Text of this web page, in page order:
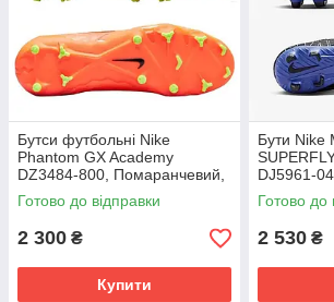
Бутси футбольні Nike
Phantom GX Academy
DZ3484-800, Помаранчевий,
Розмір (EU) - 39
Готово до відправки
2 300 ₴
Купити
Бути Nike
DJ5961-
(EU) - 42
Готово до
2 530 ₴